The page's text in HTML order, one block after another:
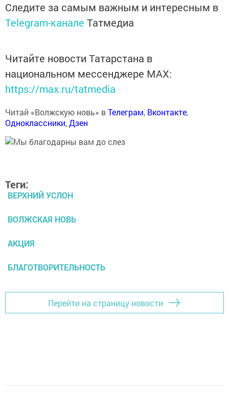
Следите за самым важным и интересным в
Telegram-канале Татмедиа
Читайте новости Татарстана в
национальном мессенджере MАХ:
https://max.ru/tatmedia
Читай «Волжскую новь» вТелеграм, Вконтакте,
Одноклассники,Дзен
Теги:
ВЕРХНИЙ УСЛОН
ВОЛЖСКАЯ НОВЬ
АКЦИЯ
БЛАГОТВОРИТЕЛЬНОСТЬ
Перейти на страницу новости